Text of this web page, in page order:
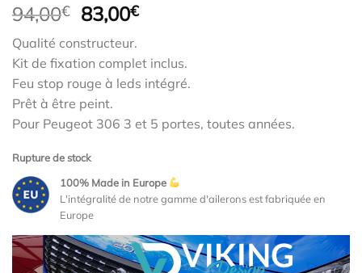
94,00€
Le
prix
initial
était :
94,00€.
83,00€Le
actuel
est :
83,00€.
Qualité constructeur.
Kit de fixation complet inclus.
Feu stop rouge à leds intégré.
Prêt à être peint.
Pour Peugeot 306 3 et 5 portes, toutes années.
Rupture de stock
100% Made in Europe
L'intégralité de notre gamme d'ailerons est fabriquée en
Europe